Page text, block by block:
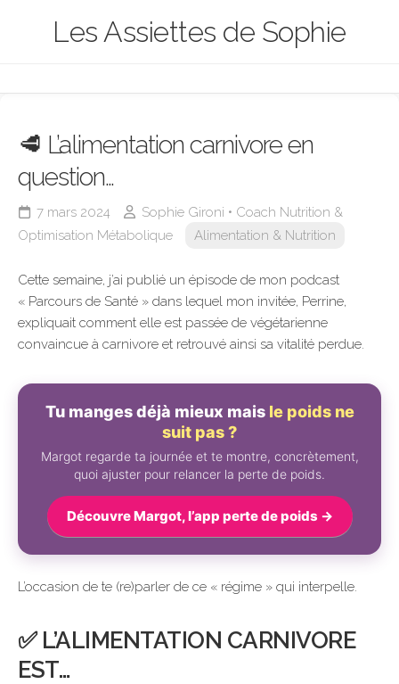
Les Assiettes de Sophie
🥩 L’alimentation carnivore en
question…
7 mars 2024
Sophie Gironi • Coach Nutrition &
Optimisation Métabolique
Alimentation & Nutrition
Cette semaine, j’ai publié un épisode de mon podcast
« Parcours de Santé » dans lequel mon invitée, Perrine,
expliquait comment elle est passée de végétarienne
convaincue à carnivore et retrouvé ainsi sa vitalité perdue.
Tu manges déjà mieux mais le poids ne
suit pas ?
Margot regarde ta journée et te montre, concrètement,
quoi ajuster pour relancer la perte de poids.
Découvre Margot, l’app perte de poids →
L’occasion de te (re)parler de ce « régime » qui interpelle.
✅ L’ALIMENTATION CARNIVORE
EST…